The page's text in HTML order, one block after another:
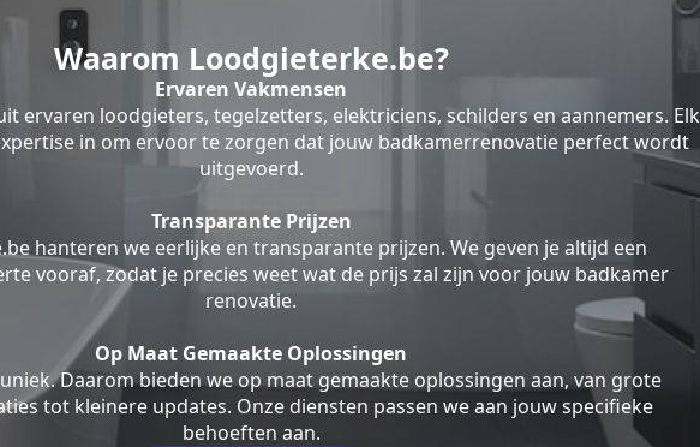
Waarom Loodgieterke.be?
Ervaren Vakmensen
ervaren loodgieters, tegelzetters, elektriciens, schilders en aannemers. Elk
in om ervoor te zorgen dat jouw badkamerrenovatie perfect wordt
uitgevoerd.
Transparante Prijzen
hanteren we eerlijke en transparante prijzen. We geven je altijd een
vooraf, zodat je precies weet wat de prijs zal zijn voor jouw badkamer
renovatie.
Op Maat Gemaakte Oplossingen
Daarom bieden we op maat gemaakte oplossingen aan, van grote
tot kleinere updates. Onze diensten passen we aan jouw specifieke
behoeften aan.